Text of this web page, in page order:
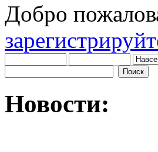
Добро
Новости: